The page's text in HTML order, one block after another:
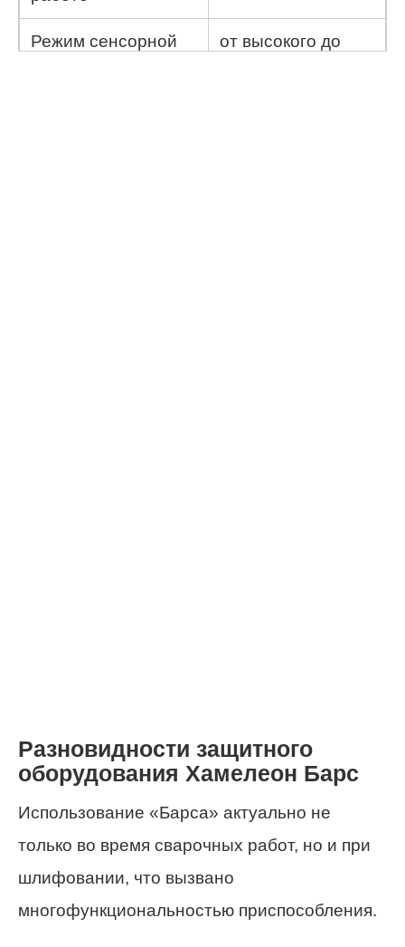
Режим сенсорной
от высокого до
Разновидности защитного
оборудования Хамелеон Барс
Использование «Барса» актуально не
только во время сварочных работ, но и при
шлифовании, что вызвано
многофункциональностью приспособления.